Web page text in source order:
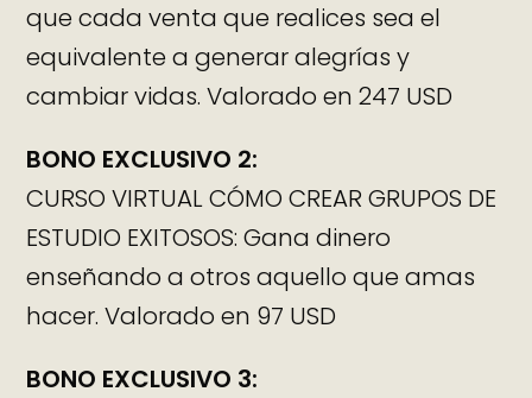
que cada venta que realices sea el
equivalente a generar alegrías y
cambiar vidas. Valorado en 247 USD
BONO EXCLUSIVO 2:
CURSO VIRTUAL CÓMO CREAR GRUPOS DE
ESTUDIO EXITOSOS: Gana dinero
enseñando a otros aquello que amas
hacer. Valorado en 97 USD
BONO EXCLUSIVO 3: